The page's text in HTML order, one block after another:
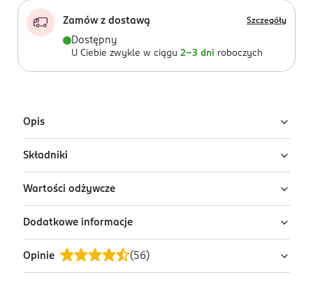
Zamów z dostawą Szczegóły
Dostępny
U Ciebie zwykle w ciągu 2-3 dni roboczych
Opis
Syrop z malin, wyprodukowano z soku bezpośrednio
wyciskanego z owoców. Produkt pasteryzowany.
Składniki
sok malinowy (54%), cukier.
Wartości odżywcze
0
1 Wartość energetyczna: 1122 kJ/264 kcal
Dodatkowe informacje
PRZYGOTOWANIE I STOSOWANIE
Osad jest zjawiskiem naturalnym. Przed użyciem
Opinie (56)